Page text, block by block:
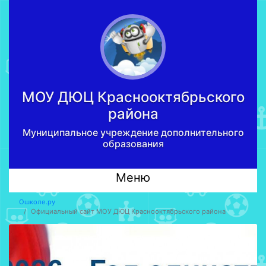
МОУ ДЮЦ Краcнооктябрьского
района
Муниципальное учреждение дополнительного
образования
Меню
Ошколе.ру
Официальный сайт МОУ ДЮЦ Краcнооктябрьского района